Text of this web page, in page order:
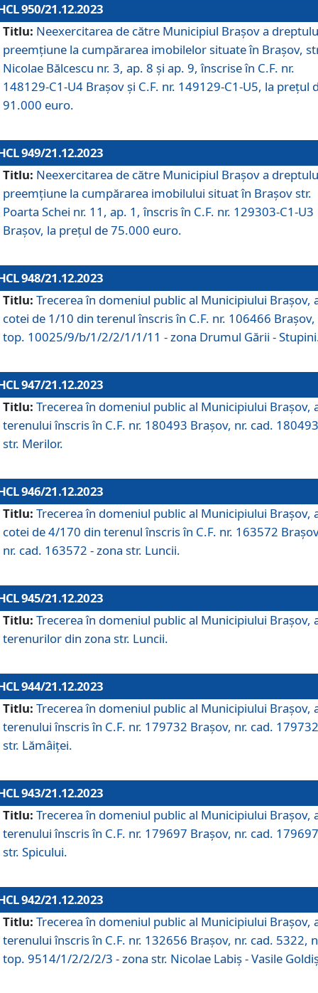
950/21.12.2023
Titlu: Neexercitarea de către Municipiul Brașov a
preemțiune la cumpărarea imobilelor situate în Brașov,
Nicolae Bălcescu nr. 3, ap. 8 și ap. 9, înscrise în C.F. nr.
148129-C1-U4 Brașov și C.F. nr. 149129-C1-U5, la prețul
91.000 euro.
949/21.12.2023
Titlu: Neexercitarea de către Municipiul Brașov a
preemțiune la cumpărarea imobilului situat în Brașov str.
Poarta Schei nr. 11, ap. 1, înscris în C.F. nr. 129303-C1-U3
Brașov, la prețul de 75.000 euro.
948/21.12.2023
Titlu: Trecerea în domeniul public al Municipiului Braşov,
cotei de 1/10 din terenul înscris în C.F. nr. 106466 Brașov,
top. 10025/9/b/1/2/2/1/1/11 - zona Drumul Gării -
947/21.12.2023
Titlu: Trecerea în domeniul public al Municipiului Braşov,
terenului înscris în C.F. nr. 180493 Brașov, nr. cad.
str. Merilor.
946/21.12.2023
Titlu: Trecerea în domeniul public al Municipiului Braşov,
cotei de 4/170 din terenul înscris în C.F. nr. 163572
nr. cad. 163572 - zona str. Luncii.
945/21.12.2023
Titlu: Trecerea în domeniul public al Municipiului Braşov,
terenurilor din zona str. Luncii.
944/21.12.2023
Titlu: Trecerea în domeniul public al Municipiului Braşov,
terenului înscris în C.F. nr. 179732 Brașov, nr. cad.
str. Lămâiței.
943/21.12.2023
Titlu: Trecerea în domeniul public al Municipiului Braşov,
terenului înscris în C.F. nr. 179697 Brașov, nr. cad.
str. Spicului.
942/21.12.2023
Titlu: Trecerea în domeniul public al Municipiului Braşov,
terenului înscris în C.F. nr. 132656 Brașov, nr. cad. 5322,
top. 9514/1/2/2/2/3 - zona str. Nicolae Labiș - Vasile